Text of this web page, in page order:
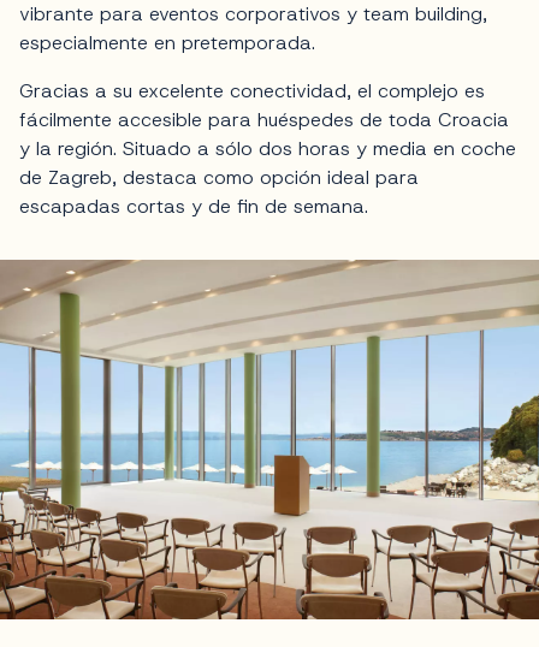
vibrante para eventos corporativos y team building,
especialmente en pretemporada.
Gracias a su excelente conectividad, el complejo es
fácilmente accesible para huéspedes de toda Croacia
y la región. Situado a sólo dos horas y media en coche
de Zagreb, destaca como opción ideal para
escapadas cortas y de fin de semana.